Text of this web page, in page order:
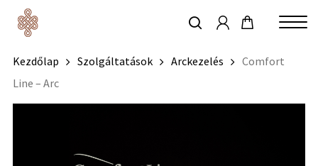
content
keresés
Kezdőlap Szolgáltatások Arckezelés
Comfort
Line – Arc
Menu